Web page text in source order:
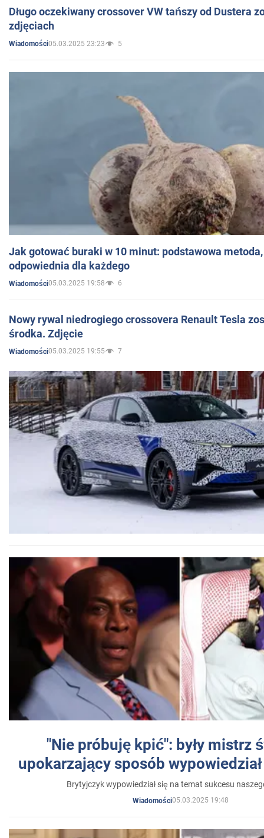
Długo oczekiwany crossover VW tańszy od Dustera
zdjęciach
Wiadomości05.03.2025 23:23 5
Jak gotować buraki w 10 minut: podstawowa
odpowiednia dla każdego
Wiadomości05.03.2025 19:58 6
Nowy rywal niedrogiego crossovera Renault Tesla
środka. Zdjęcie
Wiadomości05.03.2025 19:55 7
"Nie próbuję kpić": były mistrz
upokarzający sposób
Brytyjczyk wypowiedział się na temat sukcesu
Wiadomości05.03.2025 19:48